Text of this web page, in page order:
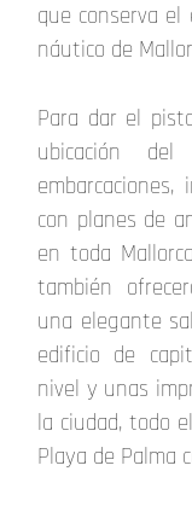
que conserva
náutico de
Para dar el
ubicación
embarcaciones,
con planes de
en toda
también
una elegante
edificio de
nivel y unas
la ciudad, todo
Playa de Palma